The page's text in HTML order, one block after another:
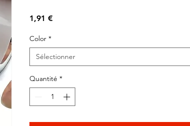
1,91 €Prix
Color *
Sélectionner
Quantité *